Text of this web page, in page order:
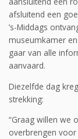
afsluitend een
’s-Middags
museumkamer
gaar van alle
aanvaard.
Diezelfde dag
strekking:
“Graag willen we
overbrengen